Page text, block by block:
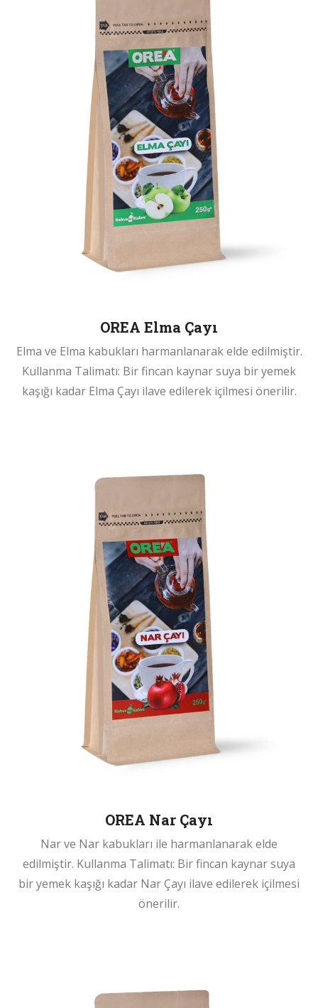
OREA Elma Çayı
Elma ve Elma kabukları harmanlanarak elde edilmiştir.
Kullanma Talimatı: Bir fincan kaynar suya bir yemek
kaşığı kadar Elma Çayı ilave edilerek içilmesi önerilir.
OREA Nar Çayı
Nar ve Nar kabukları ile harmanlanarak elde
edilmiştir. Kullanma Talimatı: Bir fincan kaynar suya
bir yemek kaşığı kadar Nar Çayı ilave edilerek içilmesi
önerilir.